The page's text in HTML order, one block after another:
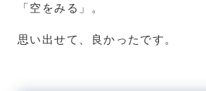
「空をみる」。
思い出せて、良かったです。